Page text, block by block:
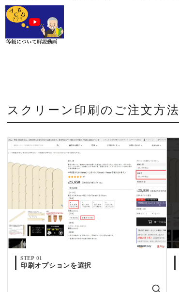
よみもの
ご購入履歴・再注文
お問い合わせ
スクリーン印刷のご注文方法
STEP 01
印刷オプションを選択